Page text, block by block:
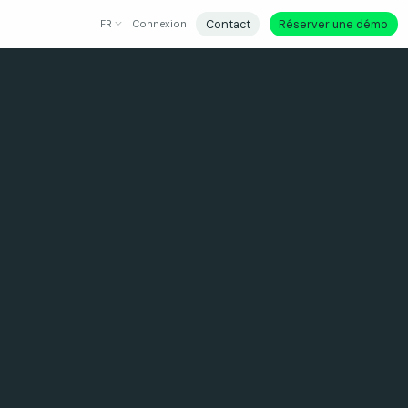
FR Connexion Contact Réserver une démo